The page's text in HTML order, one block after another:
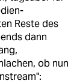
Reste des
dann
ob nun